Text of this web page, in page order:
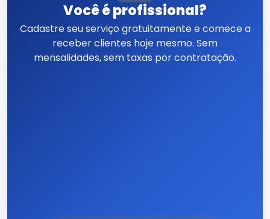
Você é profissional?
Cadastre seu serviço gratuitamente e comece a
receber clientes hoje mesmo. Sem
mensalidades, sem taxas por contratação.